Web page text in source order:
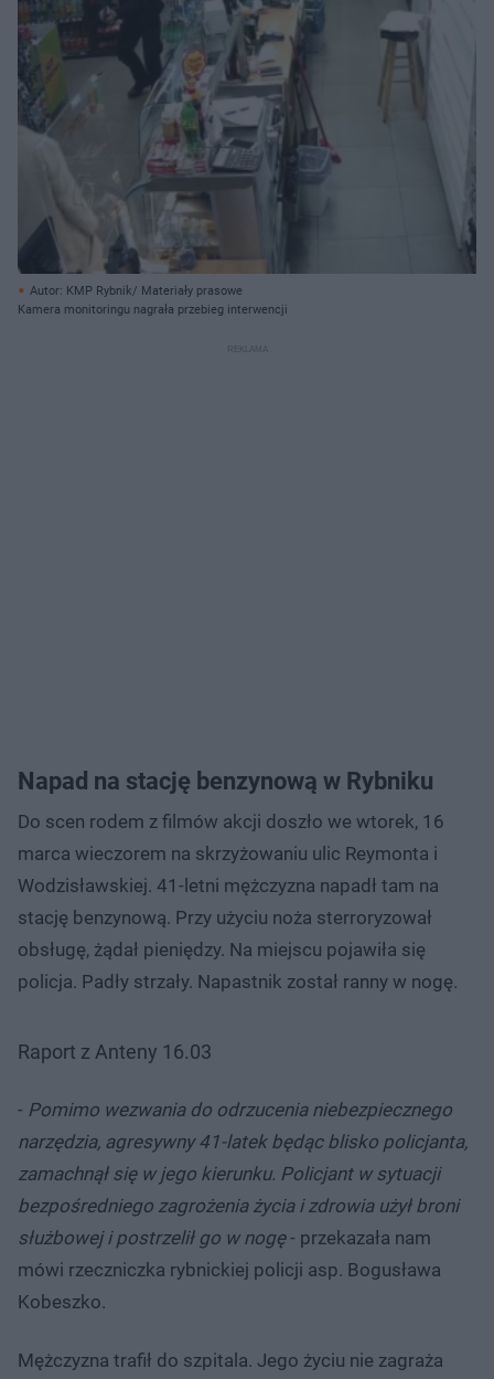
Autor: KMP Rybnik/ Materiały prasowe
Kamera monitoringu nagrała przebieg interwencji
Napad na stację benzynową w Rybniku
Do scen rodem z filmów akcji doszło we wtorek, 16
marca wieczorem na skrzyżowaniu ulic Reymonta i
Wodzisławskiej. 41-letni mężczyzna napadł tam na
stację benzynową. Przy użyciu noża sterroryzował
obsługę, żądał pieniędzy. Na miejscu pojawiła się
policja. Padły strzały. Napastnik został ranny w nogę.
Raport z Anteny 16.03
- Pomimo wezwania do odrzucenia niebezpiecznego
narzędzia, agresywny 41-latek będąc blisko policjanta,
zamachnął się w jego kierunku. Policjant w sytuacji
bezpośredniego zagrożenia życia i zdrowia użył broni
służbowej i postrzelił go w nogę- przekazała nam
mówi rzeczniczka rybnickiej policji asp. Bogusława
Kobeszko.
Mężczyzna trafił do szpitala. Jego życiu nie zagraża